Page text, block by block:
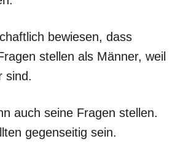
bewiesen, dass
stellen als Männer, weil
sind.
auch seine Fragen stellen.
gegenseitig sein.